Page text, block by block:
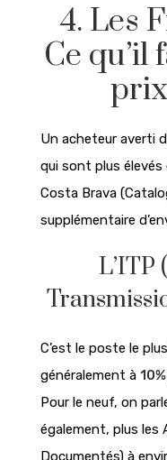
4. Les
Ce qu’il
Un acheteur averti
qui sont plus élevés
Costa Brava
supplémentaire
L’ITP
C’est le poste le
généralement à 10%
Pour le neuf, on
également, plus les
Documentés) à